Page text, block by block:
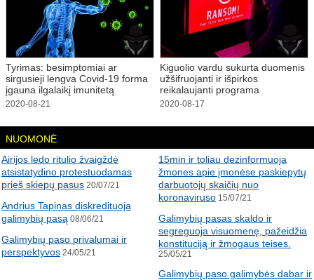
Tyrimas: besimptomiai ar
sirgusieji lengva Covid-19 forma
įgauna ilgalaikį imunitetą
2020-08-21
Kiguolio vardu sukurta duomenis
užšifruojanti ir išpirkos
reikalaujanti programa
2020-08-17
NUOMONĖ
Airijos ledo ritulio žvaigždė
atsistatydino protestuodamas
prieš skiepų pasus 20/07/21
15min ir toliau dezinformuoja
žmones apie įmonėse paskiepytų
darbuotojų skaičių nuo
koronaviruso 15/07/21
Andrius Tapinas diskredituoja
galimybių pasą 08/06/21
Galimybių pasas skaldo ir
segreguoja visuomenę, pažeidžia
konstituciją ir žmogaus teises.
25/05/21
Galimybių paso privalumai ir
perspektyvos 24/05/21
Galimybių paso galimybės dabar ir